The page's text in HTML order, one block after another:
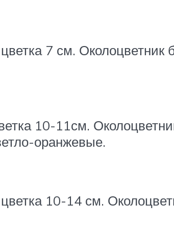
7 см. Околоцветник
10-11см.
оранжевые.
10-14 см.